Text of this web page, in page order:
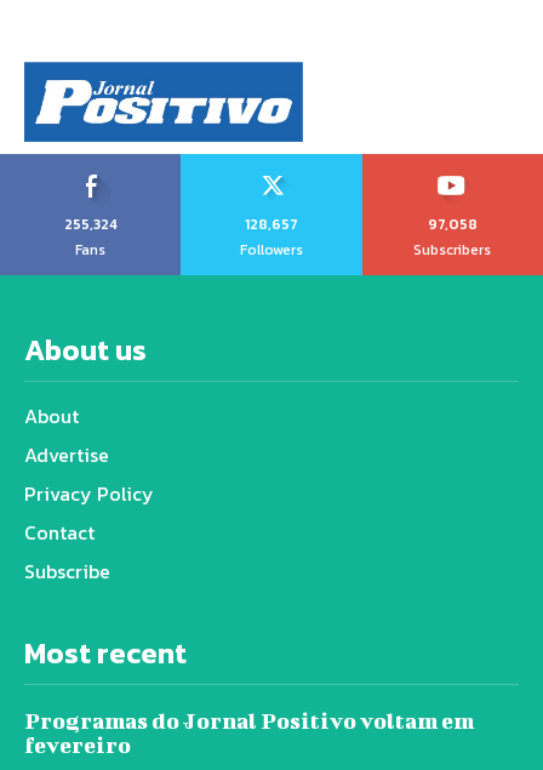
255,324
Fans
128,657
Followers
97,058
Subscribers
About us
About
Advertise
Privacy Policy
Contact
Subscribe
Most recent
Programas do Jornal Positivo voltam em
fevereiro